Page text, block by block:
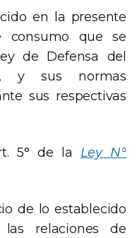
en la presente
consumo que se
de Defensa del
y sus normas
sus respectivas
5° de la Ley N°
de lo establecido
relaciones de